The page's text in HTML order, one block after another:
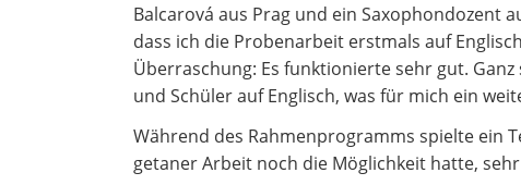
Balcarová aus Prag und ein Saxophondozent
dass ich die Probenarbeit erstmals auf
Überraschung: Es funktionierte sehr gut.
und Schüler auf Englisch, was für mich ein
Während des Rahmenprogramms spielte ein
getaner Arbeit noch die Möglichkeit hatte,